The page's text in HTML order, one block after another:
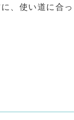
、使い道に合っ